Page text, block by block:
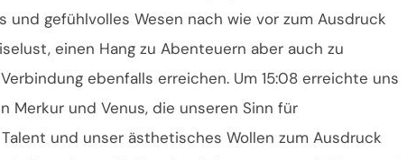
gefühlvolles Wesen nach wie vor zum Ausdruck
einen Hang zu Abenteuern aber auch zu
ebenfalls erreichen. Um 15:08 erreichte uns
Merkur und Venus, die unseren Sinn für
und unser ästhetisches Wollen zum Ausdruck